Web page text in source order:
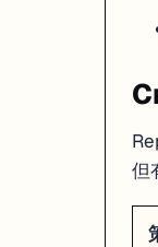
新闻快读 App（移动端
Agent 卡死/转
这是最常见的问题
：点
回滚到上一个
但